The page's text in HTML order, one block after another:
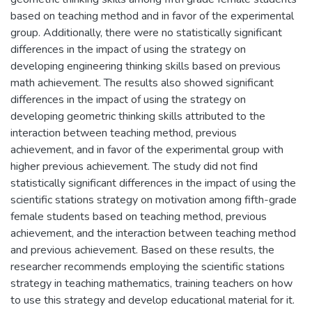
based on teaching method and in favor of the experimental
group. Additionally, there were no statistically significant
differences in the impact of using the strategy on
developing engineering thinking skills based on previous
math achievement. The results also showed significant
differences in the impact of using the strategy on
developing geometric thinking skills attributed to the
interaction between teaching method, previous
achievement, and in favor of the experimental group with
higher previous achievement. The study did not find
statistically significant differences in the impact of using the
scientific stations strategy on motivation among fifth-grade
female students based on teaching method, previous
achievement, and the interaction between teaching method
and previous achievement. Based on these results, the
researcher recommends employing the scientific stations
strategy in teaching mathematics, training teachers on how
to use this strategy and develop educational material for it.